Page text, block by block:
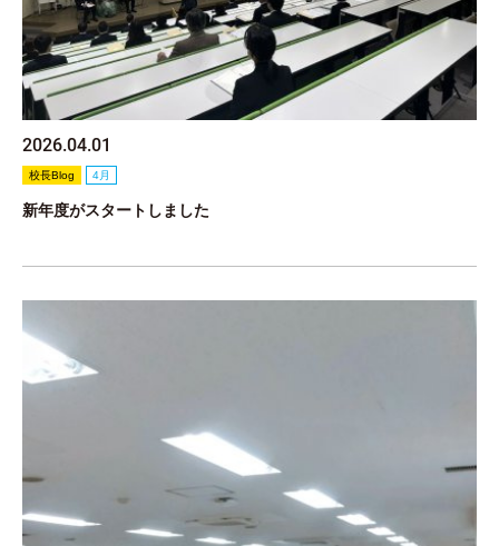
2026.04.01
校長Blog 4月
新年度がスタートしました